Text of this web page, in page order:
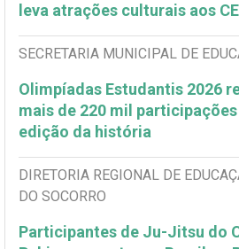
leva atrações culturais aos
SECRETARIA MUNICIPAL DE
Olimpíadas Estudantis 2026
mais de 220 mil
edição da história
DIRETORIA REGIONAL DE
DO SOCORRO
Participantes de Ju-Jitsu do